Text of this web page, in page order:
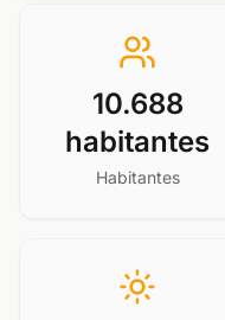
10.688
habitantes
Habitantes